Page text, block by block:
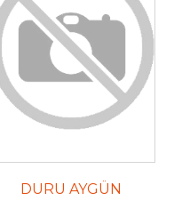
DURU AYGÜN